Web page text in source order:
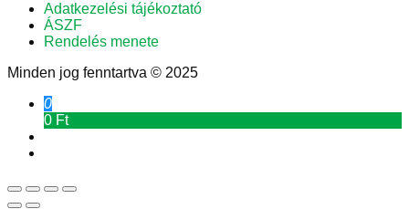
Adatkezelési tájékoztató
ÁSZF
Rendelés menete
Minden jog fenntartva © 2025
0
0 Ft